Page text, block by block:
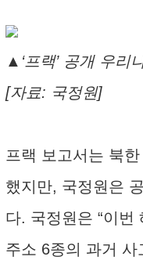
▲‘프랙’ 공개 우리
[자료: 국정원]
프랙 보고서는 북한
했지만, 국정원은
다. 국정원은 “이번
주소 6종의 과거